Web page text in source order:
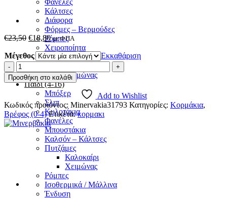
Φανέλες
Κάλτσες
Διάφορα
Φόρμες – Βερμούδες
Ρόμπες
Χειροποίητα
Πυτζάμες
Χειμώνας
Παιδί (4-16)
Μπόξερ
Σλιπ
Κυλοτάκια
Φανέλες
Μπουστάκια
Καλσόν – Κάλτσες
Πυτζάμες
Καλοκαίρι
Χειμώνας
Ρόμπες
Ισοθερμικά / Μάλλινα
Ένδυση
€23,50 Original
price
was:
€23,50.
€18,80Η
τρέχουσα
τιμή
είναι:
€18,80.
με ΦΠΑ
Μέγεθος
Εκκαθάριση
Μινέρβα
Βρεφικό
Κορμάκι
Summer
Fun
ποσότητα
Προσθήκη στο καλάθι
Add to Wishlist
Κωδικός προϊόντος: Minervakia31793 Κατηγορίες: Κορμάκια,
Βρέφος (0-4) Ετικέτα:κορμακι